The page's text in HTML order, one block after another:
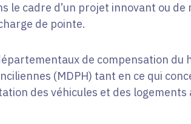
le cadre d’un projet innovant ou
de pointe.
de compensation
(MDPH) tant en ce qui
des véhicules et des logements